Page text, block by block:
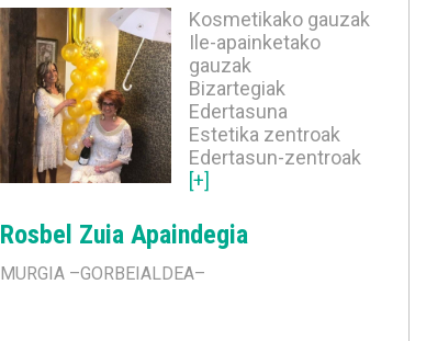
Kosmetikako gauzak
Ile-apainketako
gauzak
Bizartegiak
Edertasuna
Estetika zentroak
Edertasun-zentroak
[+]
Rosbel Zuia Apaindegia
MURGIA –GORBEIALDEA–